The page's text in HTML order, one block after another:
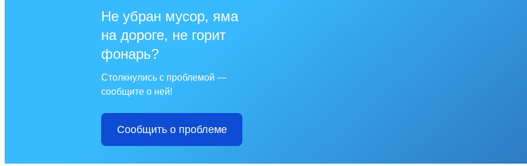
Не убран мусор, яма
на дороге, не горит
фонарь?
Столкнулись с проблемой —
сообщите о ней!
Сообщить о проблеме